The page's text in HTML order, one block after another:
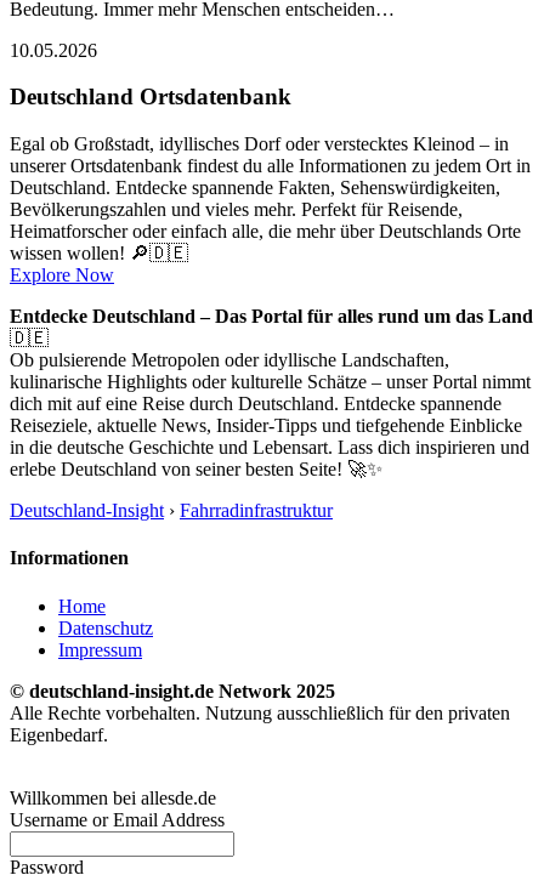
Bedeutung. Immer mehr Menschen entscheiden…
10.05.2026
Deutschland Ortsdatenbank
Egal ob Großstadt, idyllisches Dorf oder verstecktes Kleinod – in
unserer Ortsdatenbank findest du alle Informationen zu jedem Ort in
Deutschland. Entdecke spannende Fakten, Sehenswürdigkeiten,
Bevölkerungszahlen und vieles mehr. Perfekt für Reisende,
Heimatforscher oder einfach alle, die mehr über Deutschlands Orte
wissen wollen! 🔎🇩🇪
Explore Now
Entdecke Deutschland – Das Portal für alles rund um das Land
🇩🇪
Ob pulsierende Metropolen oder idyllische Landschaften,
kulinarische Highlights oder kulturelle Schätze – unser Portal nimmt
dich mit auf eine Reise durch Deutschland. Entdecke spannende
Reiseziele, aktuelle News, Insider-Tipps und tiefgehende Einblicke
in die deutsche Geschichte und Lebensart. Lass dich inspirieren und
erlebe Deutschland von seiner besten Seite! 🚀✨
Deutschland-Insight › Fahrradinfrastruktur
Informationen
Home
Datenschutz
Impressum
© deutschland-insight.de Network 2025
Alle Rechte vorbehalten. Nutzung ausschließlich für den privaten
Eigenbedarf.
Willkommen bei allesde.de
Username or Email Address
Password